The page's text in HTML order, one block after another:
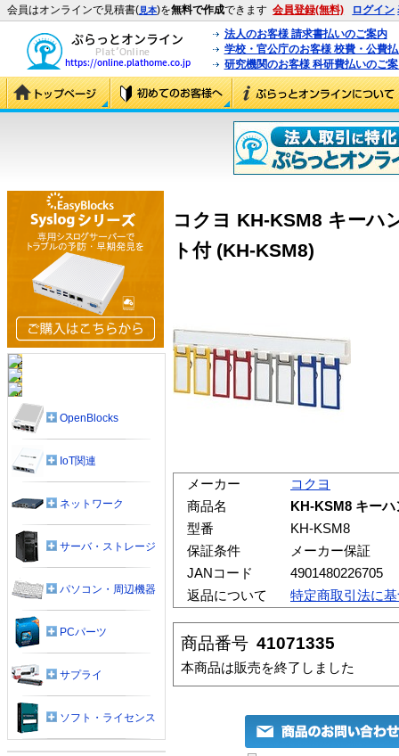
会員はオンラインで見積書(見本)を無料で作成できます 会員登録(無料) ログイン
法人のお客様 請求書払いのご案内
学校・官公庁のお客様 校費・公費
研究機関のお客様 科研費払いのご
コクヨ KH-KSM8 キーハ
ト付 (KH-KSM8)
メーカー
コクヨ
商品名
KH-KSM8 キー
型番
KH-KSM8
保証条件
メーカー保証
JANコード
4901480226705
返品について
特定商取引法に
商品番号 41071335
本商品は販売を終了しました
OpenBlocks
IoT関連
ネットワーク
サーバ・ストレージ
パソコン・周辺機器
PCパーツ
サプライ
ソフト・ライセンス